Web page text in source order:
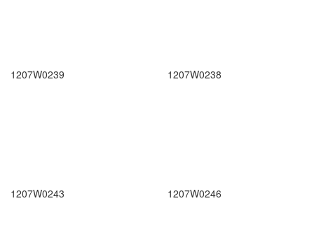
1207W0239 1207W0238
1207W0243 1207W0246